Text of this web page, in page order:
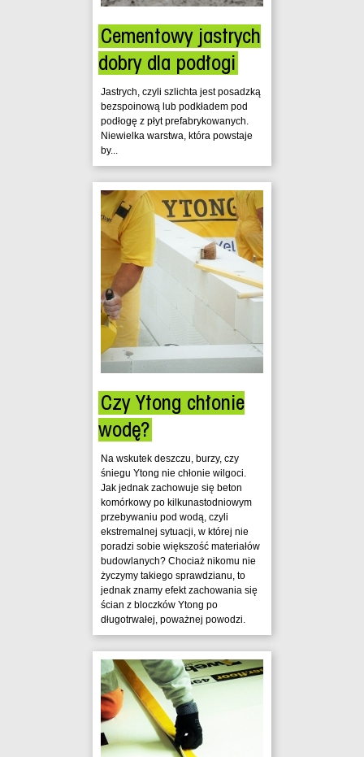
Cementowy jastrych
dobry dla podłogi
Jastrych, czyli szlichta jest posadzką
bezspoinową lub podkładem pod
podłogę z płyt prefabrykowanych.
Niewielka warstwa, która powstaje
by...
Czy Ytong chłonie
wodę?
Na wskutek deszczu, burzy, czy
śniegu Ytong nie chłonie wilgoci.
Jak jednak zachowuje się beton
komórkowy po kilkunastodniowym
przebywaniu pod wodą, czyli
ekstremalnej sytuacji, w której nie
poradzi sobie większość materiałów
budowlanych? Chociaż nikomu nie
życzymy takiego sprawdzianu, to
jednak znamy efekt zachowania się
ścian z bloczków Ytong po
długotrwałej, poważnej powodzi.